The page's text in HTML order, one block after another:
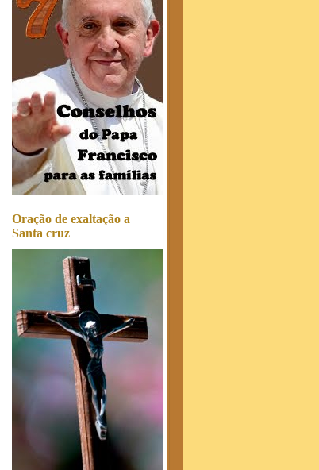
Oração de exaltação a
Santa cruz